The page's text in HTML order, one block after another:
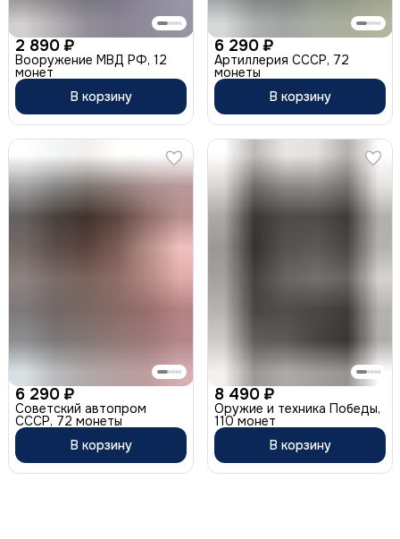
2 890 ₽
Вооружение МВД РФ, 12
монет
В корзину
6 290 ₽
Артиллерия СССР, 72
монеты
В корзину
6 290 ₽
Советский автопром
СССР, 72 монеты
В корзину
8 490 ₽
Оружие и техника Победы,
110 монет
В корзину